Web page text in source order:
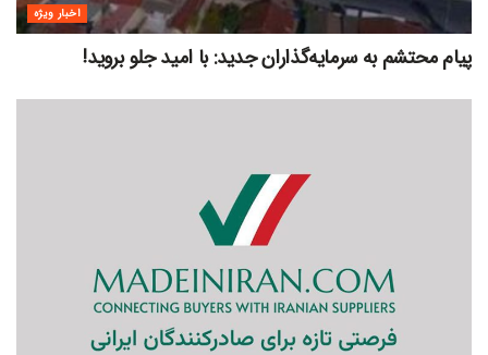
اخبار ویژه
پیام محتشم به سرمایه‌گذاران جدید: با امید جلو بروید!